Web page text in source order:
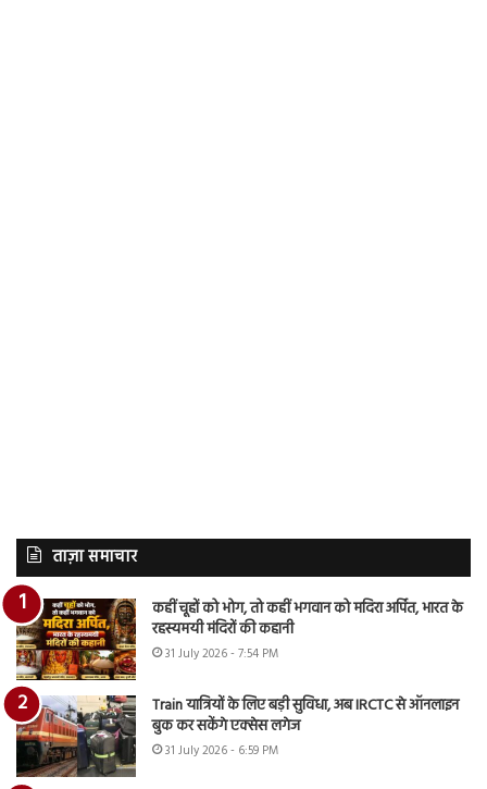
ताज़ा समाचार
कहीं चूहों को भोग, तो कहीं भगवान को मदिरा अर्पित, भारत के
रहस्यमयी मंदिरों की कहानी
31 July 2026 - 7:54 PM
Train यात्रियों के लिए बड़ी सुविधा, अब IRCTC से ऑनलाइन
बुक कर सकेंगे एक्सेस लगेज
31 July 2026 - 6:59 PM